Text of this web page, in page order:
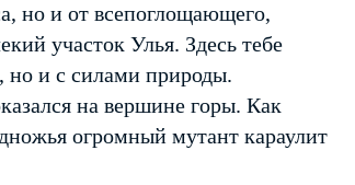
но и от всепоглощающего,
участок Улья. Здесь тебе
но и с силами природы.
на вершине горы. Как
огромный мутант караулит